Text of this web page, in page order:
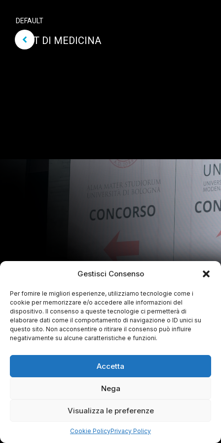
Gestisci Consenso
Per fornire le migliori esperienze, utilizziamo tecnologie come i
cookie per memorizzare e/o accedere alle informazioni del
dispositivo. Il consenso a queste tecnologie ci permetterà di
elaborare dati come il comportamento di navigazione o ID unici su
questo sito. Non acconsentire o ritirare il consenso può influire
negativamente su alcune caratteristiche e funzioni.
Accetta
Nega
Visualizza le preferenze
Cookie PolicyPrivacy Policy